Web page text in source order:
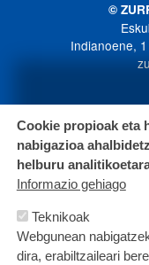
©
Indianoene,
Cookie propioak eta
nabigazioa
helburu
Informazio gehiago
Teknikoak
Webgunean
dira, erabiltzaileari